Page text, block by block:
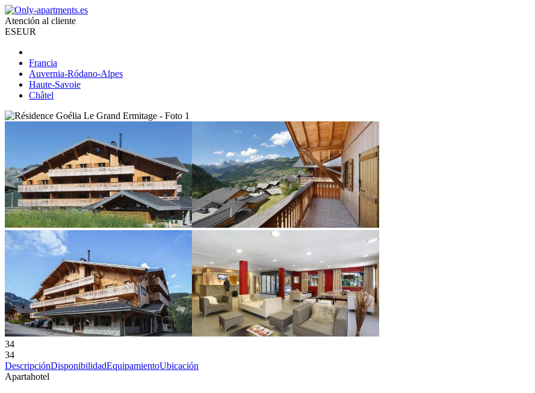
Atención al cliente
ESEUR
Francia
Auvernia-Ródano-Alpes
Haute-Savoie
Châtel
34
34
DescripciónDisponibilidadEquipamientoUbicación
Apartahotel